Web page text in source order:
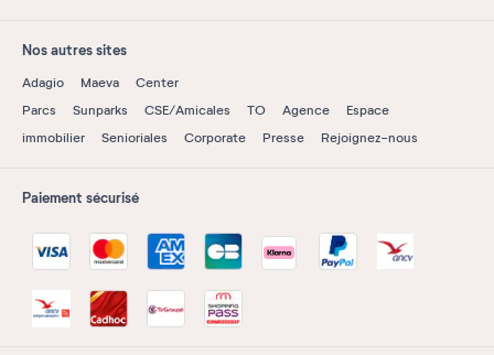
Nos autres sites
Adagio Maeva
Center
Parcs
Sunparks CSE/Amicales TO Agence
Espace
immobilier
Senioriales Corporate Presse Rejoignez-nous
Paiement sécurisé